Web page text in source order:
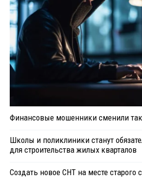
Финансовые мошенники сменили
Школы и поликлиники станут
для строительства жилых кварталов
Создать новое СНТ на месте старого